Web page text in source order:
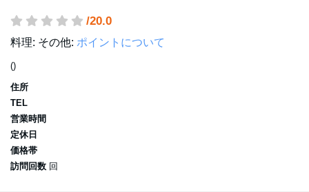
/20.0
料理: その他: ポイントについて
()
住所
TEL
営業時間
定休日
価格帯
訪問回数 回